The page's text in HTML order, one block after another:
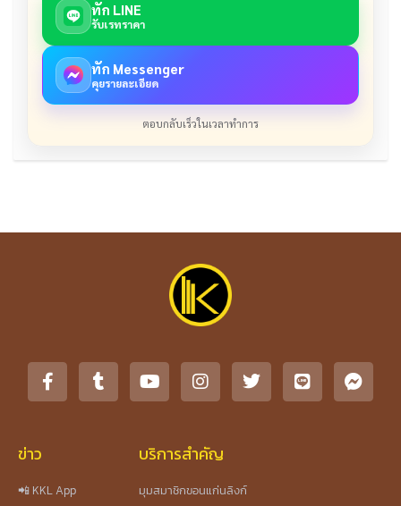
ทัก LINE
รับเรทราคา
ทัก Messenger
คุยรายละเอียด
ตอบกลับเร็วในเวลาทำการ
ข่าว
📲 KKL App
บริการสำคัญ
มุมสมาชิกขอนแก่นลิงก์